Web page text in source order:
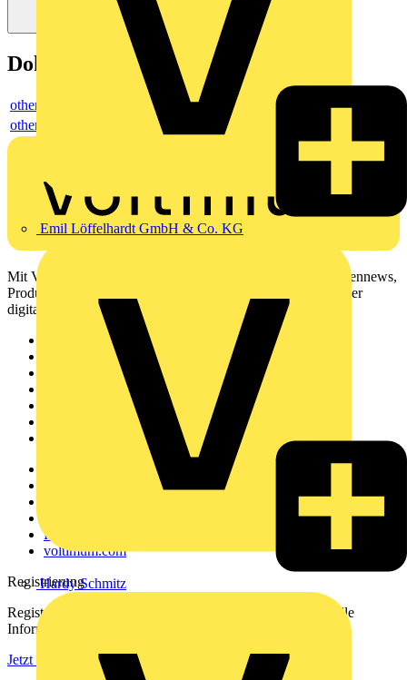
Emil Löffelhardt GmbH & Co. KG
Hardy Schmitz
Dokumente
others
others
Mit Voltimum erhalten Elektrofachkräfte Zugang zu Branchennews,
Produktinformationen, Schulungen und Tools – alles auf einer
digitalen Plattform und Community.
Häufig gestellte Fragen
voltimum.com
Registrierung
Registrieren Sie sich kostenlos und erhalten Sie stets aktuelle
Informationen aus der Elektroindustrie.
Jetzt registrieren